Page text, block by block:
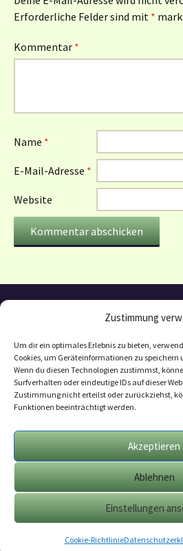
Zustimmung
Um dir ein optimales Erlebnis zu bieten,
Cookies, um Geräteinformationen zu
Wenn du diesen Technologien zustimmst,
Surfverhalten oder eindeutige IDs auf dieser
Zustimmung nicht erteilst oder zurückziehst,
Funktionen beeinträchtigt werden.
Akzeptieren
Ablehnen
Einstellungen
Cookie-Richtlinie
Erforderliche Felder sind mit *
Kommentar *
Name *
E-Mail-Adresse *
Website
Geschäftsbedingungen
Cookie-Richtlinie (EU)